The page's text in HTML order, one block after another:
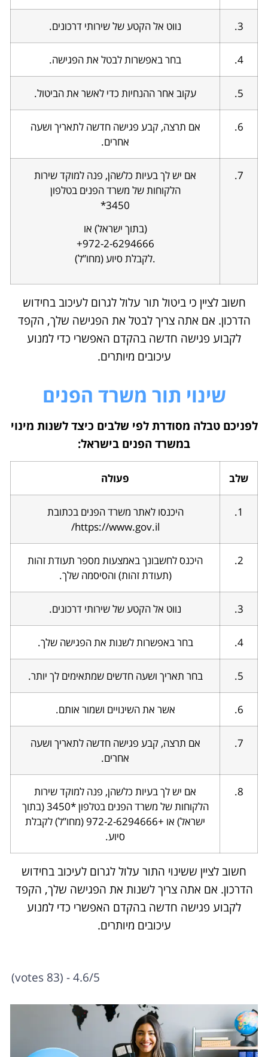
3. נווט אל הקטע של שירותי דרכונים.
4. בחר באפשרות לבטל את הפגישה.
5. עקוב אחר ההנחיות כדי לאשר את הביטול.
6.
אם תרצה, קבע פגישה חדשה לתאריך ושעה
אחרים.
7.
אם יש לך בעיות כלשהן, פנה למוקד שירות
הלקוחות של משרד הפנים בטלפון
*3450
(בתוך ישראל) או
+972-2-6294666
(מחו”ל) לקבלת סיוע.
חשוב לציין כי ביטול תור עלול לגרום לעיכוב בחידוש
הדרכון. אם אתה צריך לבטל את הפגישה שלך, הקפד
לקבוע פגישה חדשה בהקדם האפשרי כדי למנוע
עיכובים מיותרים.
שינוי תור משרד הפנים
לפניכם טבלה מסודרת לפי שלבים כיצד לשנות מינוי
במשרד הפנים בישראל:
שלב פעולה
1.
היכנסו לאתר משרד הפנים בכתובת
https://www.gov.il/
2.
היכנס לחשבונך באמצעות מספר תעודת זהות
(תעודת זהות) והסיסמה שלך.
3. נווט אל הקטע של שירותי דרכונים.
4. בחר באפשרות לשנות את הפגישה שלך.
5. בחר תאריך ושעה חדשים שמתאימים לך יותר.
6. אשר את השינויים ושמור אותם.
7.
אם תרצה, קבע פגישה חדשה לתאריך ושעה
אחרים.
8.
אם יש לך בעיות כלשהן, פנה למוקד שירות
הלקוחות של משרד הפנים בטלפון *3450 (בתוך
ישראל) או +972-2-6294666 (מחו”ל) לקבלת
סיוע.
חשוב לציין ששינוי התור עלול לגרום לעיכוב בחידוש
הדרכון. אם אתה צריך לשנות את הפגישה שלך, הקפד
לקבוע פגישה חדשה בהקדם האפשרי כדי למנוע
עיכובים מיותרים.
4.6/5 - (83 votes)